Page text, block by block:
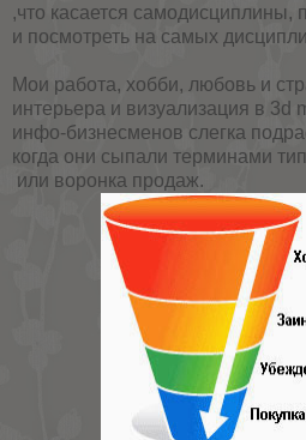
,что касается самодисциплины,
и посмотреть на самых
Мои работа, хобби, любовь и
интерьера и визуализация в 3d
инфо-бизнесменов слегка
когда они сыпали терминами
или воронка продаж.